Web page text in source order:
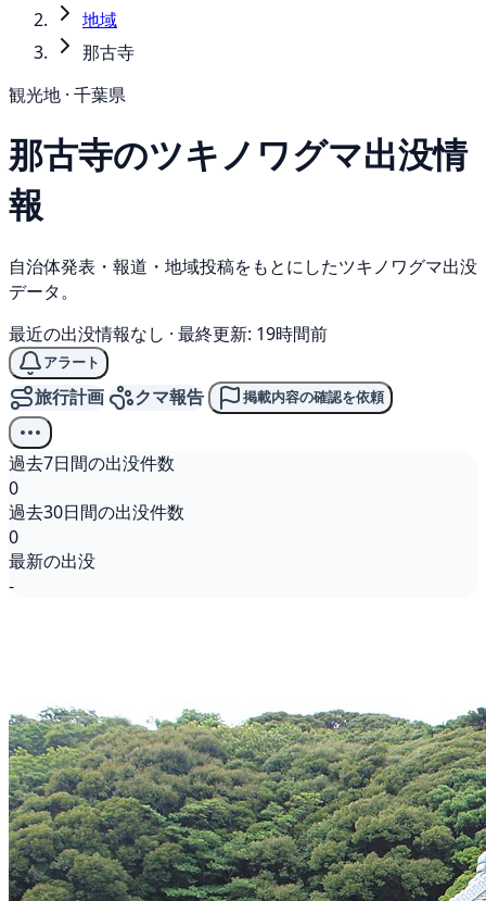
地域
那古寺
観光地 · 千葉県
那古寺のツキノワグマ出没情
報
自治体発表・報道・地域投稿をもとにしたツキノワグマ出没
データ。
最近の出没情報なし · 最終更新: 19時間前
アラート
旅行計画 クマ報告 掲載内容の確認を依頼
過去7日間の出没件数
0
過去30日間の出没件数
0
最新の出没
-